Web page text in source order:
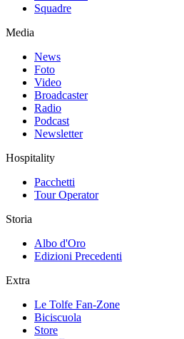
Squadre
Media
News
Foto
Video
Broadcaster
Radio
Podcast
Newsletter
Hospitality
Pacchetti
Tour Operator
Storia
Albo d'Oro
Edizioni Precedenti
Extra
Le Tolfe Fan-Zone
Biciscuola
Store